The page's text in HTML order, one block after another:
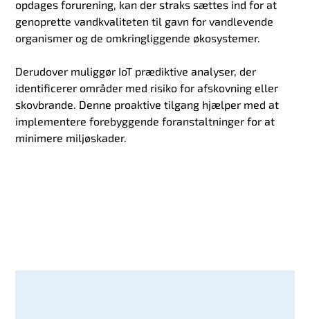
opdages forurening, kan der straks sættes ind for at
genoprette vandkvaliteten til gavn for vandlevende
organismer og de omkringliggende økosystemer.
Derudover muliggør IoT prædiktive analyser, der
identificerer områder med risiko for afskovning eller
skovbrande. Denne proaktive tilgang hjælper med at
implementere forebyggende foranstaltninger for at
minimere miljøskader.